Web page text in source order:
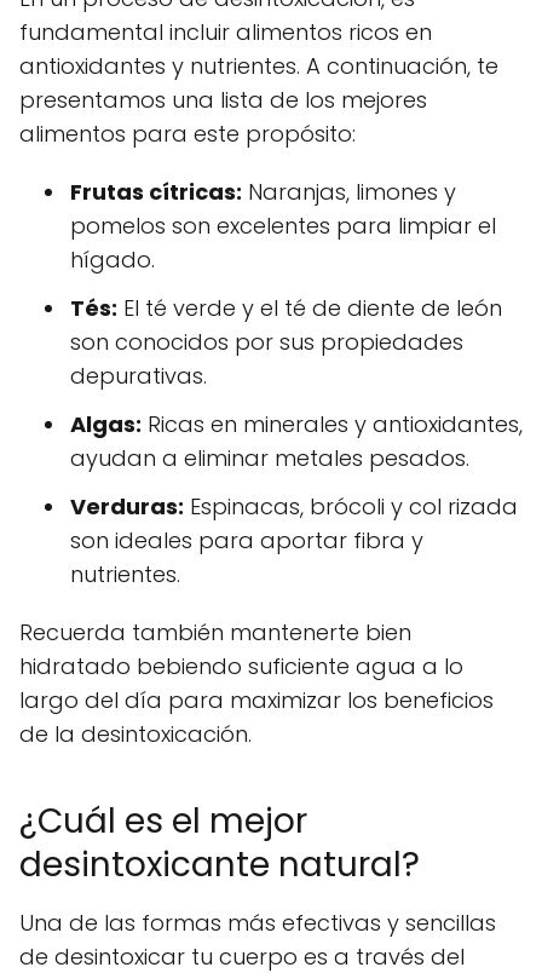
fundamental incluir alimentos ricos en
antioxidantes y nutrientes. A continuación, te
presentamos una lista de los mejores
alimentos para este propósito:
Frutas cítricas: Naranjas, limones y
pomelos son excelentes para limpiar el
hígado.
Tés: El té verde y el té de diente de león
son conocidos por sus propiedades
depurativas.
Algas: Ricas en minerales y antioxidantes,
ayudan a eliminar metales pesados.
Verduras: Espinacas, brócoli y col rizada
son ideales para aportar fibra y
nutrientes.
Recuerda también mantenerte bien
hidratado bebiendo suficiente agua a lo
largo del día para maximizar los beneficios
de la desintoxicación.
¿Cuál es el mejor
desintoxicante natural?
Una de las formas más efectivas y sencillas
de desintoxicar tu cuerpo es a través del